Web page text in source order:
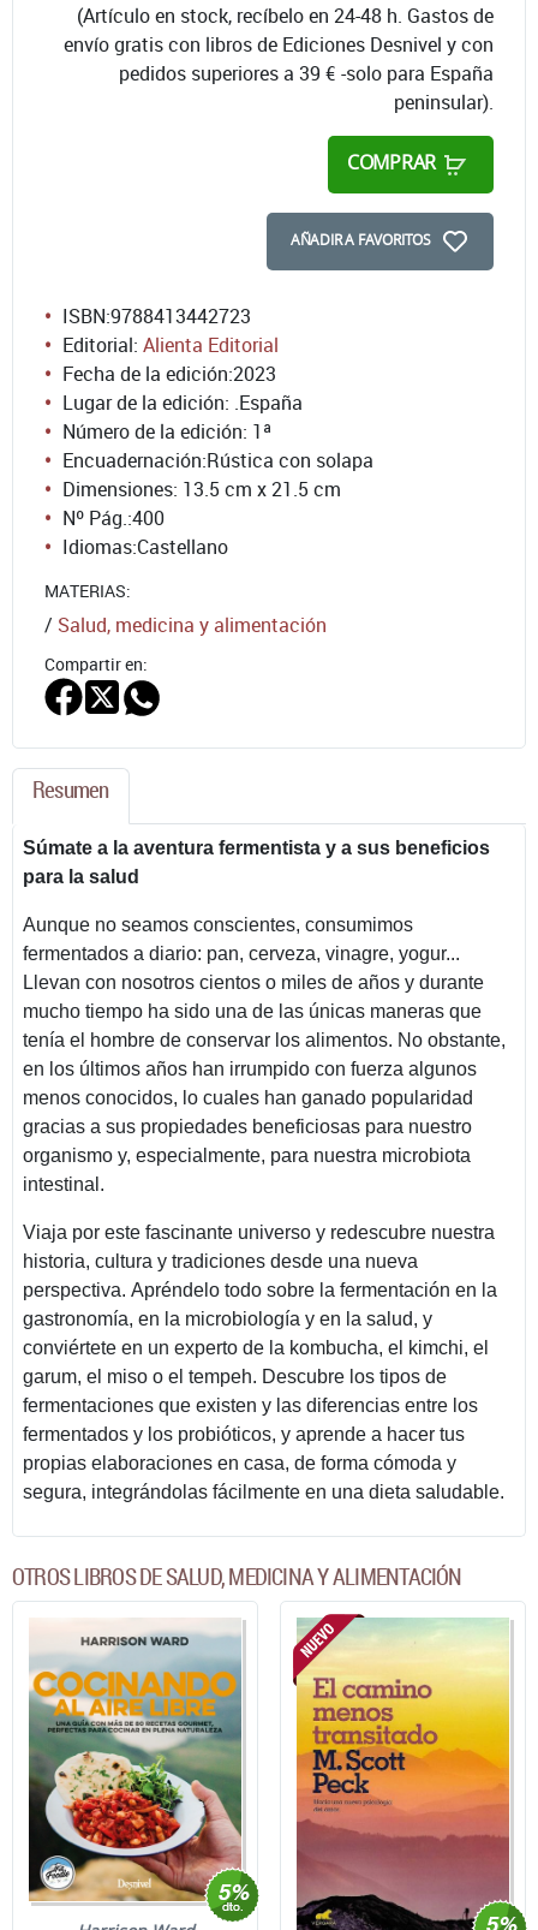
(Artículo en stock, recíbelo en 24-48 h. Gastos de
envío gratis con libros de Ediciones Desnivel y con
pedidos superiores a 39 € -solo para España
peninsular).
COMPRAR
AÑADIR A FAVORITOS
ISBN:9788413442723
Editorial: Alienta Editorial
Fecha de la edición:2023
Lugar de la edición: .España
Número de la edición: 1ª
Encuadernación:Rústica con solapa
Dimensiones: 13.5 cm x 21.5 cm
Nº Pág.:400
Idiomas:Castellano
MATERIAS:
/ Salud, medicina y alimentación
Compartir en:
Resumen
Súmate a la aventura fermentista y a sus beneficios
para la salud
Aunque no seamos conscientes, consumimos
fermentados a diario: pan, cerveza, vinagre, yogur...
Llevan con nosotros cientos o miles de años y durante
mucho tiempo ha sido una de las únicas maneras que
tenía el hombre de conservar los alimentos. No obstante,
en los últimos años han irrumpido con fuerza algunos
menos conocidos, lo cuales han ganado popularidad
gracias a sus propiedades beneficiosas para nuestro
organismo y, especialmente, para nuestra microbiota
intestinal.
Viaja por este fascinante universo y redescubre nuestra
historia, cultura y tradiciones desde una nueva
perspectiva. Apréndelo todo sobre la fermentación en la
gastronomía, en la microbiología y en la salud, y
conviértete en un experto de la kombucha, el kimchi, el
garum, el miso o el tempeh. Descubre los tipos de
fermentaciones que existen y las diferencias entre los
fermentados y los probióticos, y aprende a hacer tus
propias elaboraciones en casa, de forma cómoda y
segura, integrándolas fácilmente en una dieta saludable.
OTROS LIBROS DE SALUD, MEDICINA Y ALIMENTACIÓN